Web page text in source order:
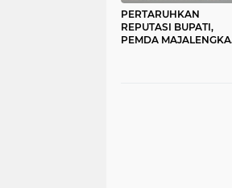
PERTARUHKAN
REPUTASI BUPATI,
PEMDA MAJALENGKA